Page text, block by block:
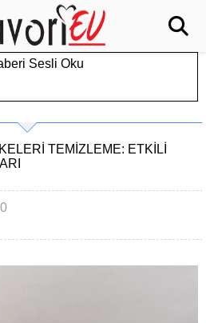
Sesli Oku
TEMIZLEME: ETKILI